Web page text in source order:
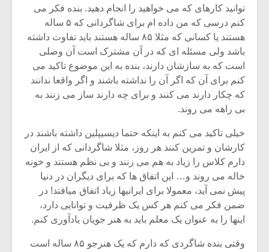
توانید کارهای که می خواهید را انجام دهید. بنده فکر می
کنم درسی که من داده ام برای شاگردانی که ۵ ساله
هستند یا کسانی که مثلا ۸۵ ساله هستند باید تفاوت داشته
باشد ولی مسئله ای که در آن مشترک است آن وصلی
است که به سازشان دارند، بنده به این موضوع تاکید می
کنم برای آن که اگر آن را نداشته باشند و اگر واقعا ندانند
که چکار دارند می کنند و برای چه دارند ساز می زنند به
بی راهه می روند.
خیلی تاکید می کنم به اینکه حتما دیسیپلین داشته باشند در
کارشان و تمرین کنند هر روز، مثلا شاگردانی که از ایران
دارم کلاس را زیاد به هم می زنند و بی نظم هستند و خونه
خاله می روند و… این اتفاق ها که برای دیگران در دنیا
پیش نمی آید، معمولا برای ایرانیها زیاد اتفاق میافتد! در
ضمن فکر می کنم هر کس یک ظرفیت و توانایی دارد،
اینها را به عنوان یک معلم باید به هنر جویان یادآوری کنم.
وقتی بنده شاگردی که دارم که یک هنرجو ۸۵ ساله است